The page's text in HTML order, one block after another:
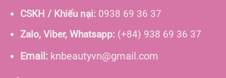
CSKH / Khiếu nại: 0938 69 36 37
Zalo, Viber, Whatsapp: (+84) 938 69 36 37
Email:knbeautyvn@gmail.com